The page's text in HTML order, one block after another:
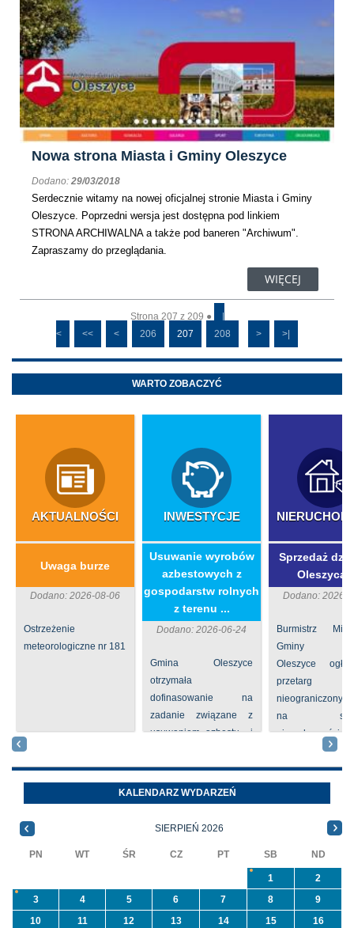
Nowa strona Miasta i Gminy Oleszyce
Dodano: 29/03/2018
Serdecznie witamy na nowej oficjalnej stronie Miasta i Gminy
Oleszyce. Poprzedni wersja jest dostępna pod linkiem
STRONA ARCHIWALNA a także pod baneren "Archiwum".
Zapraszamy do przeglądania.
WIĘCEJ
Strona 207 z 209 ●
<
<< < 206 207 208 > >|
WARTO ZOBACZYĆ
AKTUALNOŚCI
Uwaga burze
Dodano: 2026-08-06
Ostrzeżenie
meteorologiczne nr 181
INWESTYCJE
​Usuwanie wyrobów
azbestowych z
gospodarstw rolnych
z terenu ...
Dodano: 2026-06-24
Gmina Oleszyce
otrzymała
dofinasowanie na
zadanie związane z
usuwaniem azbestu i
azbest w ramach
programu
priorytetowego
NFOŚiGW pn.
Sprzedaż
Dodano: 2026-
Burmistrz
Gminy
Oleszyce
przetarg
nieograniczony
na
nieruchomości nr
Oleszycach
Orzeszkowej.
informacji ...
KALENDARZ WYDARZEŃ
SIERPIEŃ 2026
PN WT ŚR CZ PT SB ND
1
2
3
4 5 6 7 8
9
10
11 12 13 14 15
16